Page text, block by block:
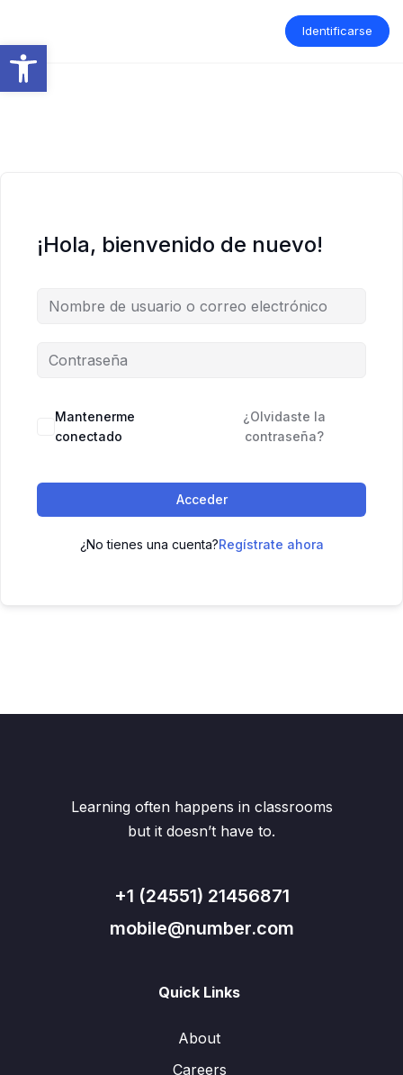
Abrir barra de herramientas
Identificarse
¡Hola, bienvenido de nuevo!
Mantenerme
conectado
¿Olvidaste la
contraseña?
Acceder
¿No tienes una cuenta?Regístrate ahora
Learning often happens in classrooms
but it doesn’t have to.
+1 (24551) 21456871
mobile@number.com
Quick Links
About
Careers